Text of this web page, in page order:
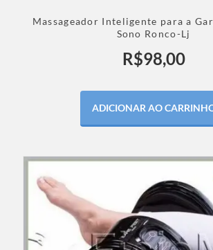
Massageador Inteligente para a
Sono Ronco-Lj
R$98,00
ADICIONAR AO